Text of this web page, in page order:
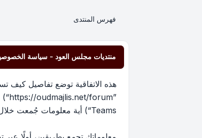
فهرس المنتدى
منتديات مجلس العود - سياسة
هذه الاتفاقية توضع تفاصيل كيف
Teams“) أية معلومات جُمعت خلال أية دورة من دورات استخدامك (مشار إليها بـ ”معلوماتك“).